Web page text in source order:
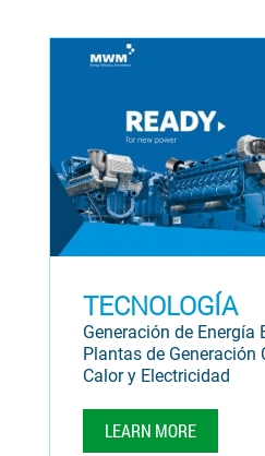
TECNOLOGÍA
Generación de Energía
Plantas de Generación
Calor y Electricidad
LEARN MORE